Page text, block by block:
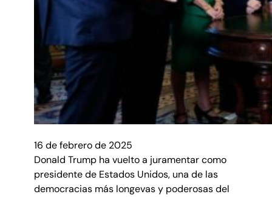
16 de febrero de 2025
Donald Trump ha vuelto a juramentar como
presidente de Estados Unidos, una de las
democracias más longevas y poderosas del